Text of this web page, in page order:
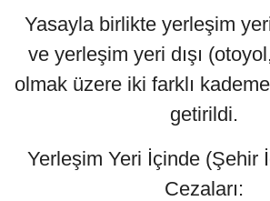
Yasayla birlikte yerleşim
ve yerleşim yeri dışı
olmak üzere iki farklı
getirildi.
Yerleşim Yeri İçinde (Şehir
Cezaları: